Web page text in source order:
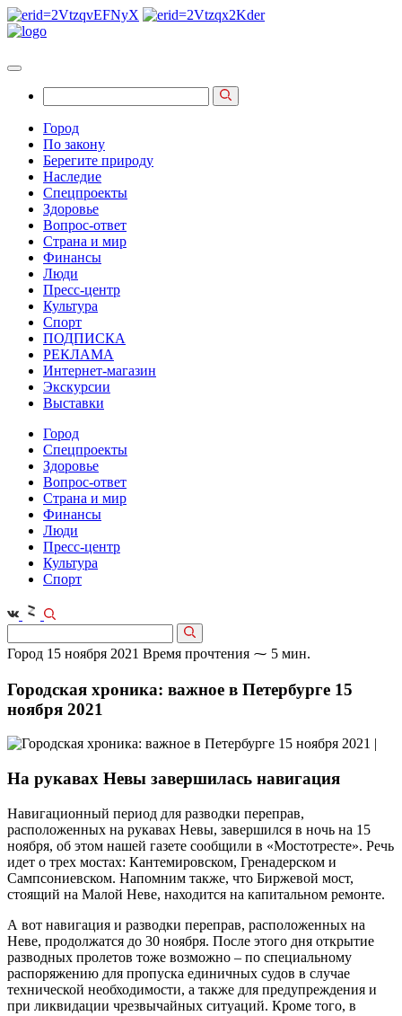
Город
По закону
Берегите природу
Наследие
Спецпроекты
Здоровье
Вопрос-ответ
Страна и мир
Финансы
Люди
Пресс-центр
Культура
Спорт
ПОДПИСКА
РЕКЛАМА
Интернет-магазин
Экскурсии
Выставки
Город
Спецпроекты
Здоровье
Вопрос-ответ
Страна и мир
Финансы
Люди
Пресс-центр
Культура
Спорт
Город 15 ноября 2021 Время прочтения ⁓ 5 мин.
Городская хроника: важное в Петербурге 15
ноября 2021
На рукавах Невы завершилась навигация
Навигационный период для разводки переправ,
расположенных на рукавах Невы, завершился в ночь на 15
ноября, об этом нашей газете сообщили в «Мостотресте». Речь
идет о трех мостах: Кантемировском, Гренадерском и
Сампсониевском. Напомним также, что Биржевой мост,
стоящий на Малой Неве, находится на капитальном ремонте.
А вот навигация и разводки переправ, расположенных на
Неве, продолжатся до 30 ноября. После этого дня открытие
разводных пролетов тоже возможно – по специальному
распоряжению для пропуска единичных судов в случае
технической необходимости, а также для предупреждения и
при ликвидации чрезвычайных ситуаций. Кроме того, в